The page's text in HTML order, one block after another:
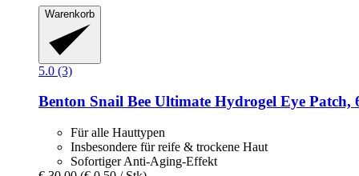
Warenkorb
5.0 (3)
Benton Snail Bee Ultimate Hydrogel Eye Patch,
Für alle Hauttypen
Insbesondere für reife & trockene Haut
Sofortiger Anti-Aging-Effekt